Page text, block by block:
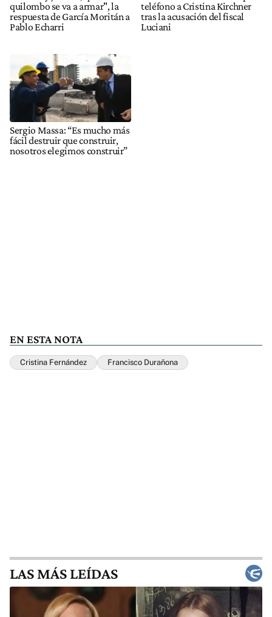
quilombo se va a armar", la
respuesta de García Moritán a
Pablo Echarri
teléfono a Cristina Kirchner
tras la acusación del fiscal
Luciani
Sergio Massa: “Es mucho más
fácil destruir que construir,
nosotros elegimos construir”
EN ESTA NOTA
Cristina Fernández Francisco Durañona
LAS MÁS LEÍDAS